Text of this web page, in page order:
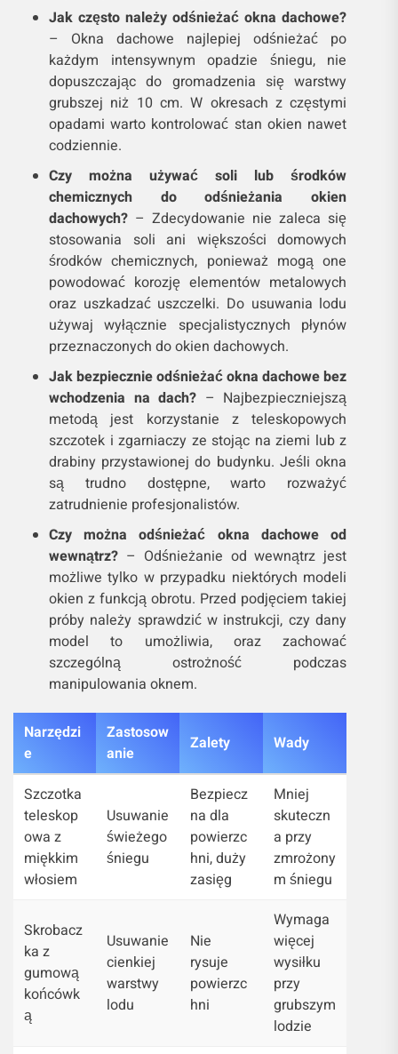
Jak często należy odśnieżać okna dachowe?
– Okna dachowe najlepiej odśnieżać po
każdym intensywnym opadzie śniegu, nie
dopuszczając do gromadzenia się warstwy
grubszej niż 10 cm. W okresach z częstymi
opadami warto kontrolować stan okien nawet
codziennie.
Czy można używać soli lub środków
chemicznych do odśnieżania okien
dachowych? – Zdecydowanie nie zaleca się
stosowania soli ani większości domowych
środków chemicznych, ponieważ mogą one
powodować korozję elementów metalowych
oraz uszkadzać uszczelki. Do usuwania lodu
używaj wyłącznie specjalistycznych płynów
przeznaczonych do okien dachowych.
Jak bezpiecznie odśnieżać okna dachowe bez
wchodzenia na dach? – Najbezpieczniejszą
metodą jest korzystanie z teleskopowych
szczotek i zgarniaczy ze stojąc na ziemi lub z
drabiny przystawionej do budynku. Jeśli okna
są trudno dostępne, warto rozważyć
zatrudnienie profesjonalistów.
Czy można odśnieżać okna dachowe od
wewnątrz? – Odśnieżanie od wewnątrz jest
możliwe tylko w przypadku niektórych modeli
okien z funkcją obrotu. Przed podjęciem takiej
próby należy sprawdzić w instrukcji, czy dany
model to umożliwia, oraz zachować
szczególną ostrożność podczas
manipulowania oknem.
Narzędzi
e
Zastosow
anie
Zalety Wady
Szczotka
teleskop
owa z
miękkim
włosiem
Usuwanie
świeżego
śniegu
Bezpiecz
na dla
powierzc
hni, duży
zasięg
Mniej
skuteczn
a przy
zmrożony
m śniegu
Skrobacz
ka z
gumową
końcówk
ą
Usuwanie
cienkiej
warstwy
lodu
Nie
rysuje
powierzc
hni
Wymaga
więcej
wysiłku
przy
grubszym
lodzie